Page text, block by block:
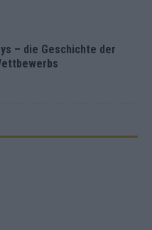
– die Geschichte der